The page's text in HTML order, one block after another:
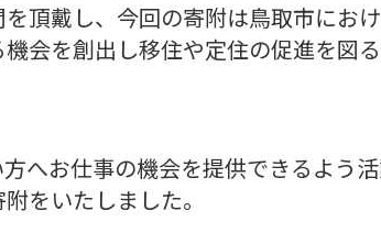
頂戴し、今回の寄附は鳥取市にお
会を創出し移住や定住の促進を図
へお仕事の機会を提供できるよう
をいたしました。